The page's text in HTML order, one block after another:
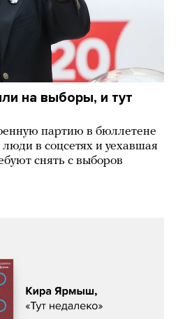
на выборы, и тут
партию в бюллетене
в соцсетях и уехавшая
снять с выборов